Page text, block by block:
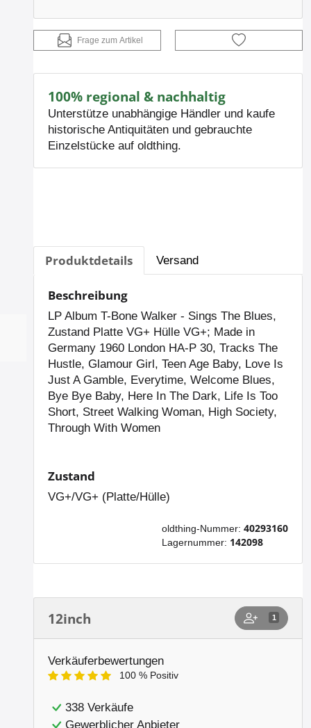
Frage zum Artikel
100% regional & nachhaltig
Unterstütze unabhängige Händler und kaufe
historische Antiquitäten und gebrauchte
Einzelstücke auf oldthing.
Produktdetails Versand
Beschreibung
LP Album T-Bone Walker - Sings The Blues,
Zustand Platte VG+ Hülle VG+; Made in
Germany 1960 London HA-P 30, Tracks The
Hustle, Glamour Girl, Teen Age Baby, Love Is
Just A Gamble, Everytime, Welcome Blues,
Bye Bye Baby, Here In The Dark, Life Is Too
Short, Street Walking Woman, High Society,
Through With Women
Zustand
VG+/VG+ (Platte/Hülle)
oldthing-Nummer: 40293160
Lagernummer: 142098
12inch 1
Verkäuferbewertungen
100 % Positiv
338 Verkäufe
Gewerblicher Anbieter